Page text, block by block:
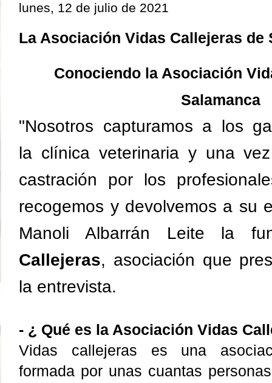
lunes, 12 de julio de 2021
La Asociación Vidas Callejeras de
Conociendo la Asociación
Salamanca
"Nosotros capturamos a los
la clínica veterinaria y una
castración por los
recogemos y devolvemos a su
ManoliAlbarrán Leite la
Callejeras, asociación que
la entrevista.
- ¿ Qué es la Asociación Vidas
Vidas callejeras es una
formada por unas cuantas